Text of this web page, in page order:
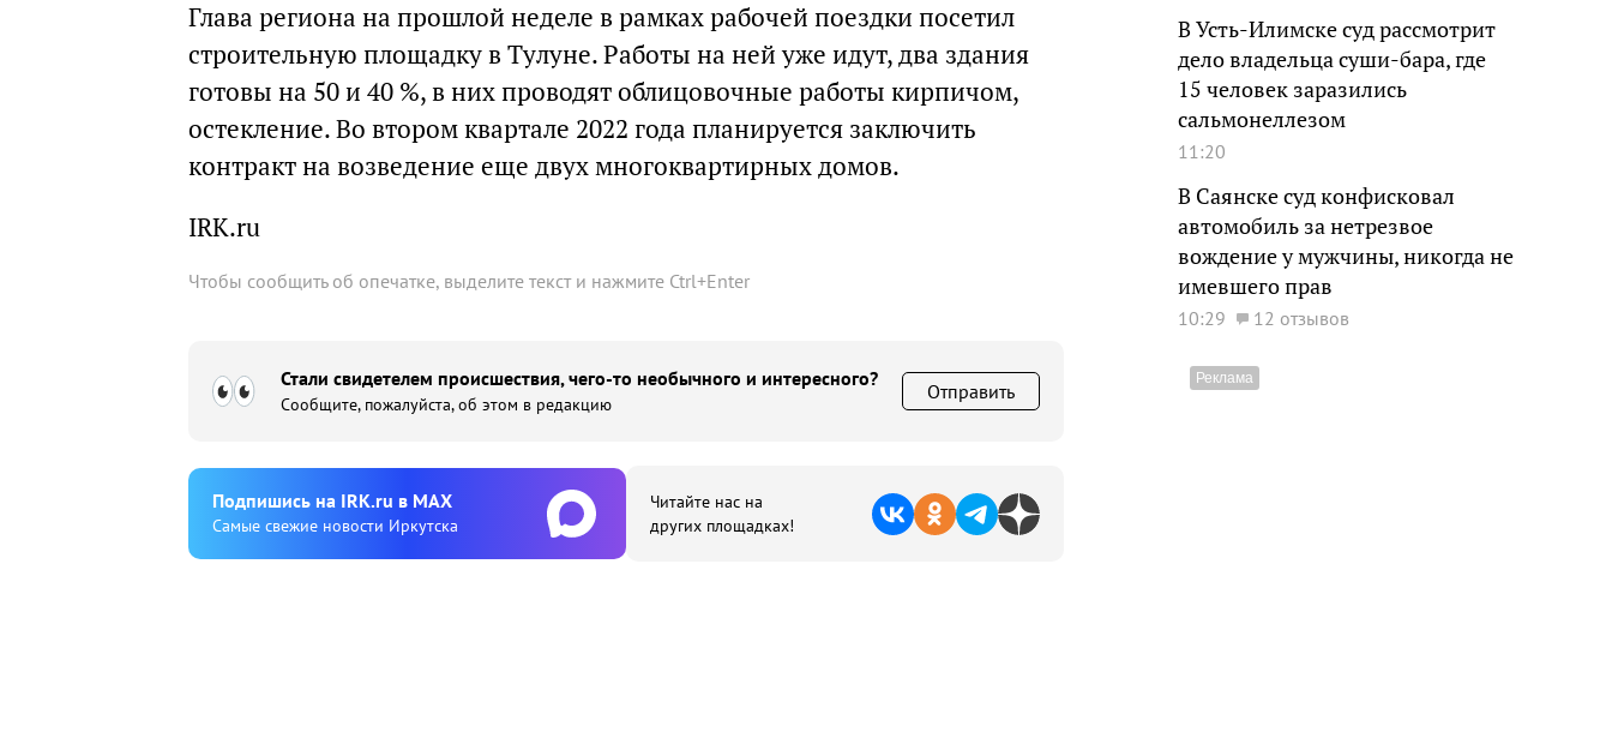
Глава региона на прошлой неделе в рамках рабочей поездки посетил
строительную площадку в Тулуне. Работы на ней уже идут, два здания
готовы на 50 и 40 %, в них проводят облицовочные работы кирпичом,
остекление. Во втором квартале 2022 года планируется заключить
контракт на возведение еще двух многоквартирных домов.
IRK.ru
Чтобы сообщить об опечатке, выделите текст и нажмите Ctrl+Enter
Стали свидетелем происшествия, чего-то необычного и интересного?
Сообщите, пожалуйста, об этом в редакцию
Отправить
Подпишиcь на IRK.ru в MAX
Cамые свежие новости Иркутска
Читайте нас на
других площадках!
В Усть-Илимске суд рассмотрит
дело владельца суши-бара, где
15 человек заразились
сальмонеллезом
11:20
В Саянске суд конфисковал
автомобиль за нетрезвое
вождение у мужчины, никогда не
имевшего прав
10:29 12 отзывов